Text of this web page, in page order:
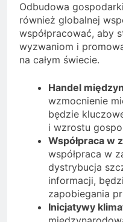
Odbudowa
również globalnej
współpracować, aby
wyzwaniom i
na całym świecie.
Handel
wzmocnienie
będzie
i wzrostu
Współpraca w
współpraca w
dystrybucja
informacji,
zapobiegania
Inicjatywy